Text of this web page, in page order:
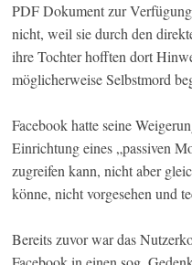
PDF Dokument zur
nicht, weil sie durch den
ihre Tochter hofften dort
möglicherweise Selbstmord
Facebook hatte seine
Einrichtung eines „passiven
zugreifen kann, nicht aber
könne, nicht vorgesehen und
Bereits zuvor war das